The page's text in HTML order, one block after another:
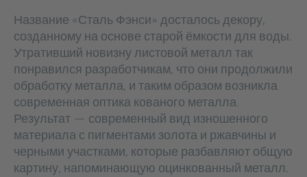
Название «Сталь Фэнси» досталось декору,
созданному на основе старой ёмкости для воды.
Утративший новизну листовой металл так
понравился разработчикам, что они продолжили
обработку металла, и таким образом возникла
современная оптика кованого металла.
Результат — современный вид изношенного
материала с пигментами золота и ржавчины и
черными участками, которые разбавляют общую
картину, напоминающую оцинкованный металл.